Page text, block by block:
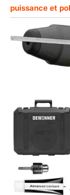
puissance et